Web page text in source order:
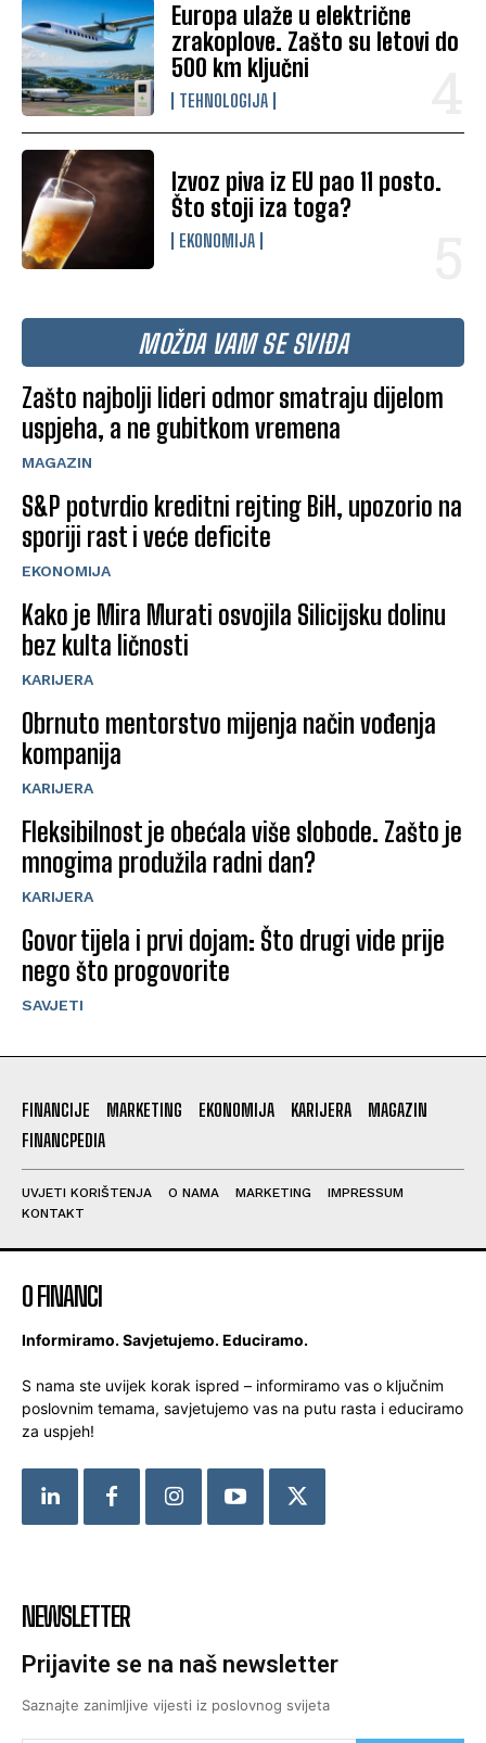
Europa ulaže u električne
zrakoplove. Zašto su letovi do
500 km ključni
TEHNOLOGIJA
Izvoz piva iz EU pao 11 posto.
Što stoji iza toga?
EKONOMIJA
MOŽDA VAM SE SVIĐA
Zašto najbolji lideri odmor smatraju dijelom
uspjeha, a ne gubitkom vremena
MAGAZIN
S&P potvrdio kreditni rejting BiH, upozorio na
sporiji rast i veće deficite
EKONOMIJA
Kako je Mira Murati osvojila Silicijsku dolinu
bez kulta ličnosti
KARIJERA
Obrnuto mentorstvo mijenja način vođenja
kompanija
KARIJERA
Fleksibilnost je obećala više slobode. Zašto je
mnogima produžila radni dan?
KARIJERA
Govor tijela i prvi dojam: Što drugi vide prije
nego što progovorite
SAVJETI
FINANCIJE MARKETING EKONOMIJA KARIJERA
MAGAZIN
FINANCPEDIA
UVJETI KORIŠTENJA O NAMA MARKETING
IMPRESSUM
KONTAKT
O FINANCI
Informiramo. Savjetujemo. Educiramo.
S nama ste uvijek korak ispred – informiramo vas o ključnim
poslovnim temama, savjetujemo vas na putu rasta i educiramo
za uspjeh!
NEWSLETTER
Prijavite se na naš newsletter
Saznajte zanimljive vijesti iz poslovnog svijeta